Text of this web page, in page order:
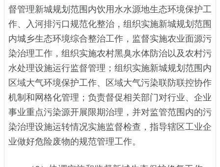
督管理新城规划范围内饮用水水源地生态环境保护工
作、入河排污口规范化整治，组织实施新城规划范围
内城乡生态环境综合整治工作，监督实施农业面源污
染治理工作，组织实施农村黑臭水体防治以及农村污
水处理设施运行监督管理；组织实施新城规划范围内
区域大气环境保护工作、区域大气污染联防联控协作
机制和网格化管理；负责督促相关部门对行业、企业
事业重点污染源开展限期治理，并对监管范围内的污
染治理设施运转情况实施监督检查，指导辖区工业企
业做好危险废物的规范管理工作。